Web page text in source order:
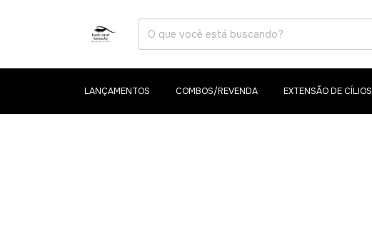
LANÇAMENTOS COMBOS/REVENDA EXTENSÃO DE CÍLIOS